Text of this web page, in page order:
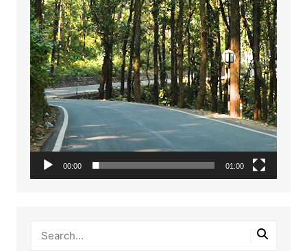
00:00 01:00